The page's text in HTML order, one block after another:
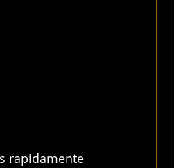
rapidamente